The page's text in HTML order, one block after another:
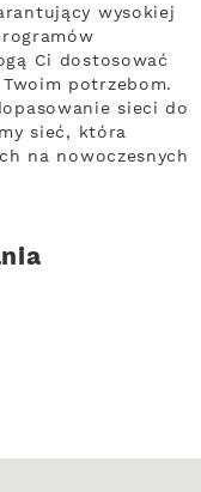
wysokiej
Ci dostosować
potrzebom.
sieci do
sieć, która
na nowoczesnych